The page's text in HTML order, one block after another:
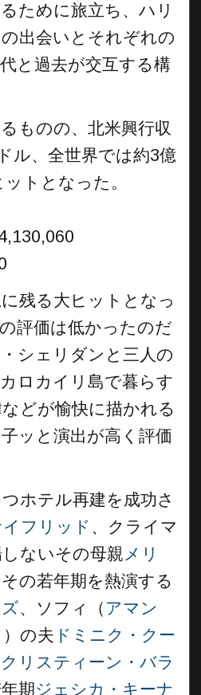
ために旅立ち、ハリ
出会いとそれぞれの
と過去が交互する構
ものの、北米興行収
ル、全世界では約3億
トとなった。
残る大ヒットとなっ
評価は低かったのだ
シェリダンと三人の
ロカイリ島で暮らす
どが愉快に描かれる
ッと演出が高く評価
ホテル再建を成功さ
フリッド 、クライマ
ないその母親メリ
の若年期を熱演する
、ソフィ（ アマン
）の夫 ドミニク・クー
クリスティーン・バラ
期ジェシカ・キーナ